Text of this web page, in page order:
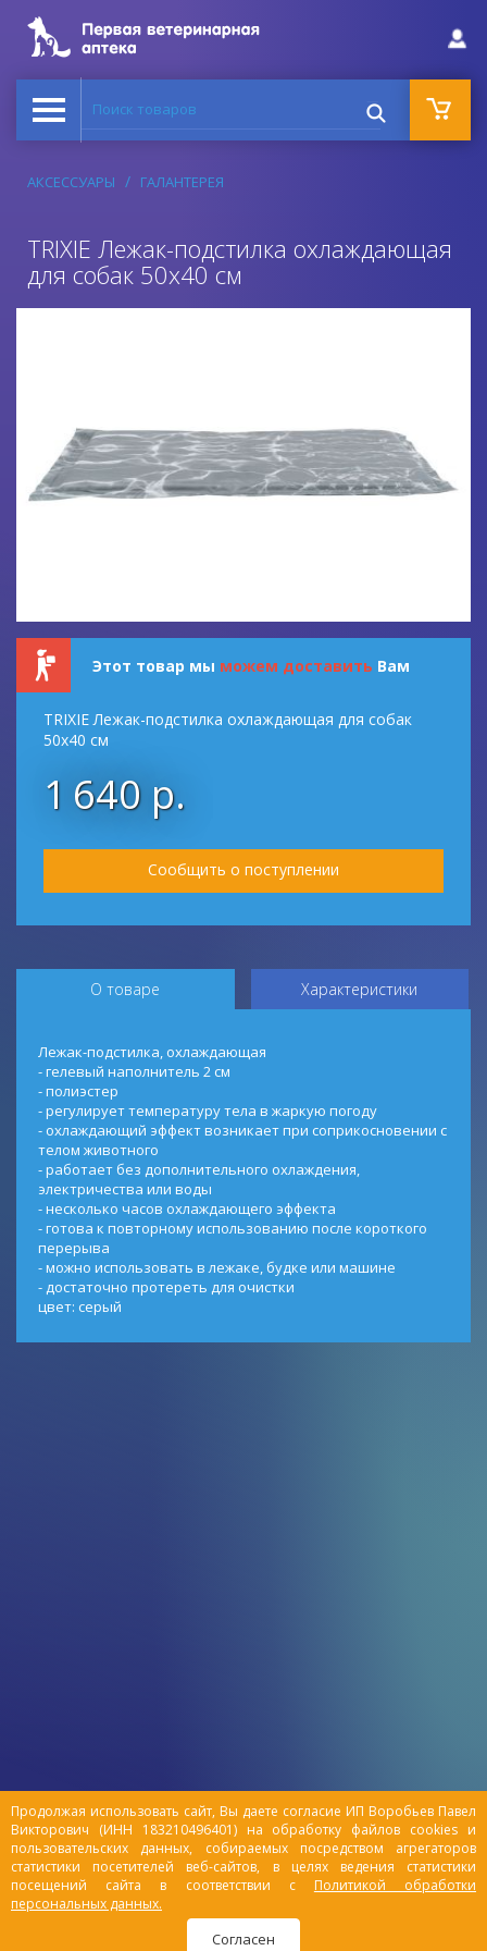
Продолжая использовать сайт, Вы даете согласие ИП Воробьев Павел
Викторович (ИНН 183210496401) на обработку файлов cookies и
пользовательских данных, собираемых посредством агрегаторов
статистики посетителей веб-сайтов, в целях ведения статистики
посещений сайта в соответствии с Политикой обработки
персональных данных.
Согласен
Поиск товаров
АКСЕССУАРЫ ГАЛАНТЕРЕЯ
TRIXIE Лежак-подстилка охлаждающая
для собак 50х40 см
Этот товар мы можем доставить Вам
TRIXIE Лежак-подстилка охлаждающая для собак
50х40 см
1 640 р.
Сообщить о поступлении
О товаре Характеристики
Лежак-подстилка, охлаждающая
- гелевый наполнитель 2 см
- полиэстер
- регулирует температуру тела в жаркую погоду
- охлаждающий эффект возникает при соприкосновении с
телом животного
- работает без дополнительного охлаждения,
электричества или воды
- несколько часов охлаждающего эффекта
- готова к повторному использованию после короткого
перерыва
- можно использовать в лежаке, будке или машине
- достаточно протереть для очистки
цвет: серый